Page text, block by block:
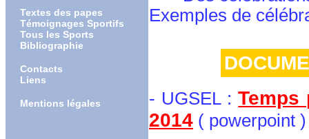
Textes des papes
Témoignages Sportifs
Tous les Sports
Bibliographie
Contacts
Liens
Mentions légales
Exemples de
- UGSEL :Temps
2014 ( powerpoint